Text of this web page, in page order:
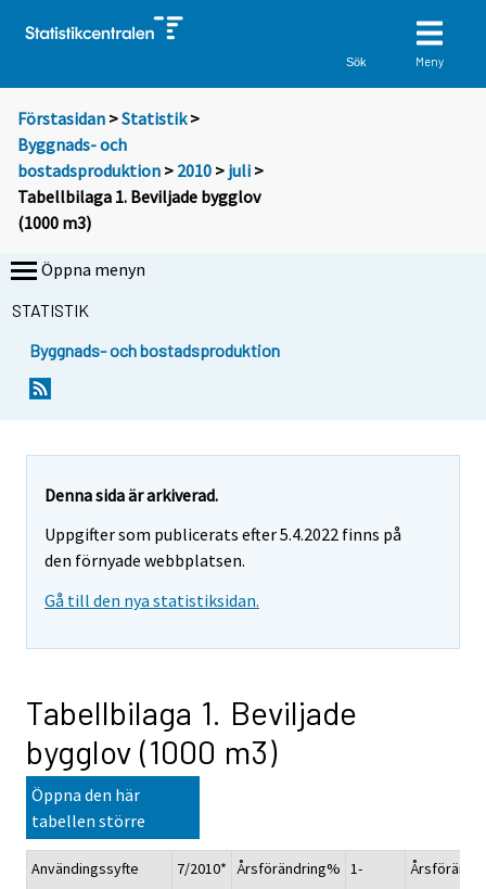
Sök Meny
Förstasidan >Statistik >
Byggnads- och
bostadsproduktion > 2010 > juli >
Tabellbilaga 1. Beviljade bygglov
(1000 m3)
Öppna menyn
STATISTIK
Byggnads- och bostadsproduktion
Denna sida är arkiverad.
Uppgifter som publicerats efter 5.4.2022 finns på
den förnyade webbplatsen.
Gå till den nya statistiksidan.
Tabellbilaga 1. Beviljade
bygglov (1000 m3)
Öppna den här
tabellen större
Användingssyfte 7/2010* Årsförändring% 1-